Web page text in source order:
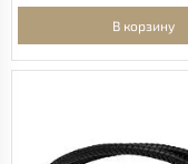
В корзину